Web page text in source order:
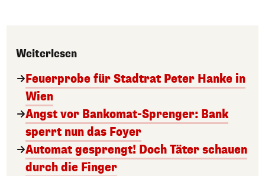
Weiterlesen
Feuerprobe für Stadtrat Peter Hanke in
Wien
Angst vor Bankomat-Sprenger: Bank
sperrt nun das Foyer
Automat gesprengt! Doch Täter schauen
durch die Finger